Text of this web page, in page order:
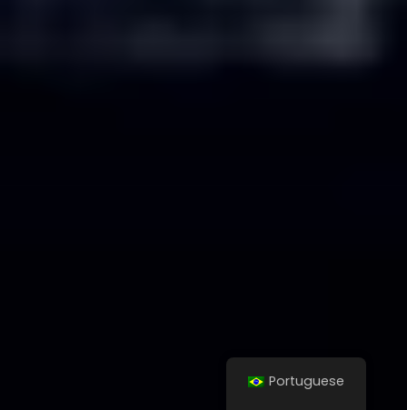
Portuguese